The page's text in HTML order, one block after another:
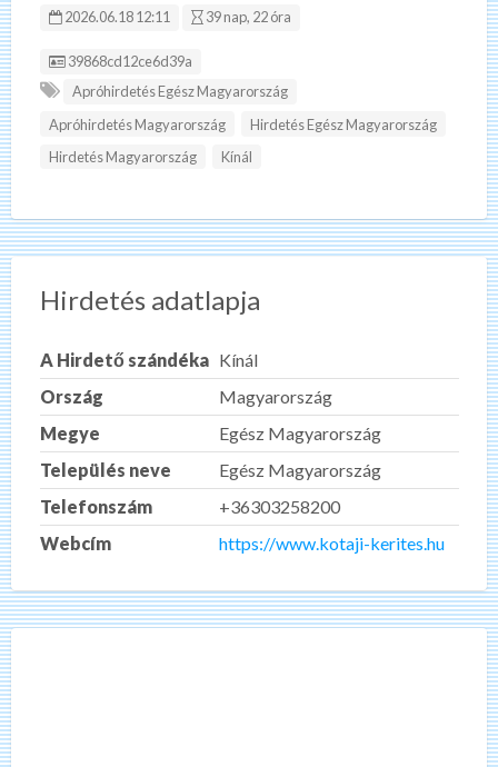
2026.06.18 12:11 39 nap, 22 óra
Hirdetés ID:
39868cd12ce6d39a
Apróhirdetés Egész Magyarország
Apróhirdetés Magyarország
Hirdetés Egész Magyarország
Hirdetés Magyarország
Kínál
Hirdetés adatlapja
A Hirdető szándéka Kínál
Ország
Magyarország
Megye
Egész Magyarország
Település neve
Egész Magyarország
Telefonszám
+36303258200
Webcím
https://www.kotaji-kerites.hu